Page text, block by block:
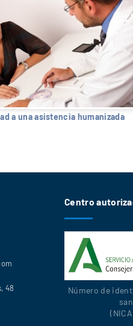
a una asistencia humanizada
48
Centro
Número de